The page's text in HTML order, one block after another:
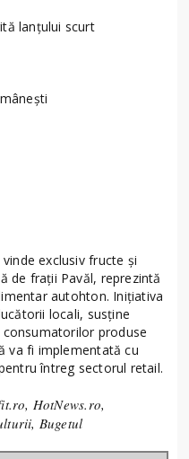
lanțului scurt
exclusiv fructe și
de frații Pavăl, reprezintă
autohton. Inițiativa
locali, susține
produse
va fi implementată cu
întreg sectorul retail.
HotNews.ro,
Bugetul